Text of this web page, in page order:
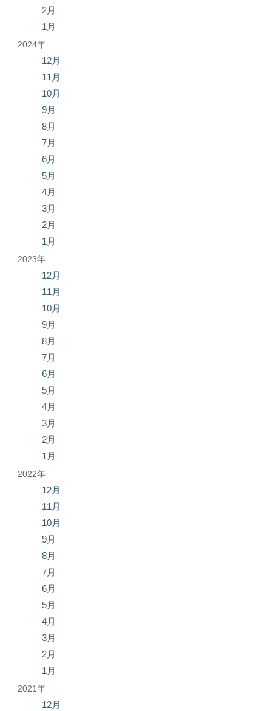
2月
1月
2024年
12月
11月
10月
9月
8月
7月
6月
5月
4月
3月
2月
1月
2023年
12月
11月
10月
9月
8月
7月
6月
5月
4月
3月
2月
1月
2022年
12月
11月
10月
9月
8月
7月
6月
5月
4月
3月
2月
1月
2021年
12月